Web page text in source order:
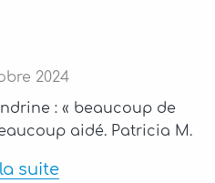
2024
: « beaucoup de
aidé. Patricia M.
suite